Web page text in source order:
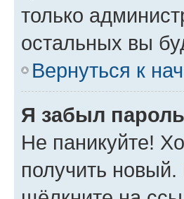
только
остальных вы
Вернуться к
Я забыл
Не паникуйте!
получить